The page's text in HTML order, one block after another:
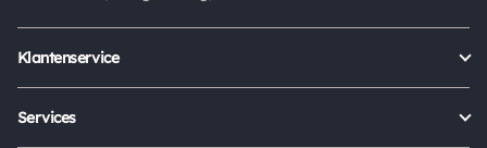
Klantenservice
Services